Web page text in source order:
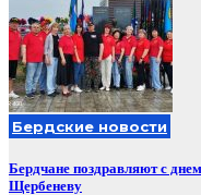
Бердские новости
Бердчане поздравляют с
Щербеневу